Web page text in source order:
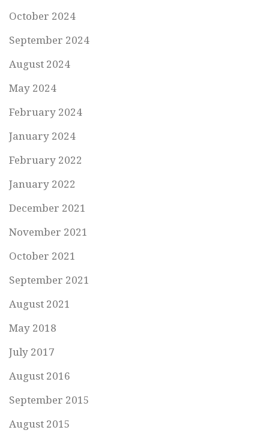
October 2024
September 2024
August 2024
May 2024
February 2024
January 2024
February 2022
January 2022
December 2021
November 2021
October 2021
September 2021
August 2021
May 2018
July 2017
August 2016
September 2015
August 2015